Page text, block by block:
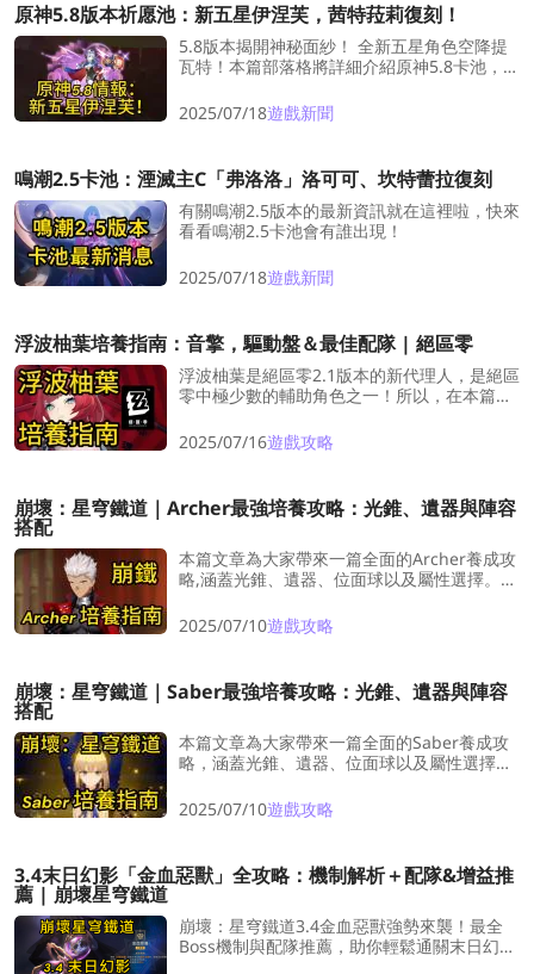
原神5.8版本祈愿池：新五星伊涅芙，茜特菈莉復刻！
5.8版本揭開神秘面紗！ 全新五星角色空降提
瓦特！本篇部落格將詳細介紹原神5.8卡池，點
2025/07/18遊戲新聞
鳴潮2.5卡池：湮滅主C「弗洛洛」洛可可、坎特蕾拉復刻
有關鳴潮2.5版本的最新資訊就在這裡啦，快來
看看鳴潮2.5卡池會有誰出現！
2025/07/18遊戲新聞
浮波柚葉培養指南：音擎，驅動盤＆最佳配隊 | 絕區零
浮波柚葉是絕區零2.1版本的新代理人，是絕區
零中極少數的輔助角色之一！所以，在本篇指
息，包括音擎，驅動盤與最佳配隊，同時還有
技能優先級的一些建議。
2025/07/16遊戲攻略
崩壞：星穹鐵道｜Archer最強培養攻略：光錐、遺器與陣容
搭配
本篇文章為大家帶來一篇全面的Archer養成攻
略,涵蓋光錐、遺器、位面球以及屬性選擇。繼
吧!
2025/07/10遊戲攻略
崩壞：星穹鐵道｜Saber最強培養攻略：光錐、遺器與陣容
搭配
本篇文章為大家帶來一篇全面的Saber養成攻
略，涵蓋光錐、遺器、位面球以及屬性選擇。
吧！
2025/07/10遊戲攻略
3.4末日幻影「金血惡獸」全攻略：機制解析＋配隊&增益推
薦 | 崩壞星穹鐵道
崩壞：星穹鐵道3.4金血惡獸強勢來襲！最全
Boss機制與配隊推薦，助你輕鬆通關末日幻